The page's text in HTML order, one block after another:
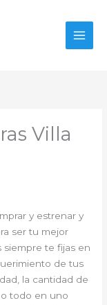
Villa
y estrenar y
ser tu mejor
siempre te fijas en
de tus
la cantidad de
todo en uno